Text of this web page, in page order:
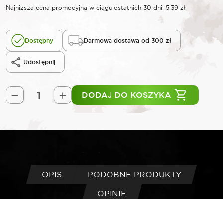
Najniższa cena promocyjna w ciągu ostatnich 30 dni: 5,39 zł
Dostępny Darmowa dostawa od 300 zł
Udostępnij
ilość
3/8"
TORX
DODAJ DO KOSZYKA
OPIS
PODOBNE PRODUKTY
OPINIE